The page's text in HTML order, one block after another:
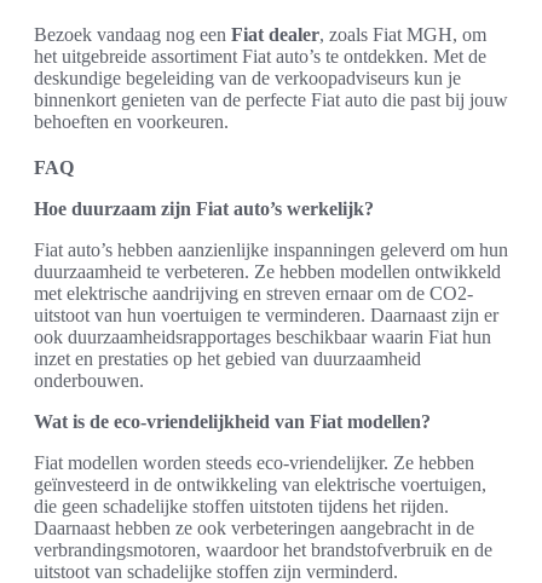
Bezoek vandaag nog een Fiat dealer, zoals Fiat MGH, om
het uitgebreide assortiment Fiat auto’s te ontdekken. Met de
deskundige begeleiding van de verkoopadviseurs kun je
binnenkort genieten van de perfecte Fiat auto die past bij jouw
behoeften en voorkeuren.
FAQ
Hoe duurzaam zijn Fiat auto’s werkelijk?
Fiat auto’s hebben aanzienlijke inspanningen geleverd om hun
duurzaamheid te verbeteren. Ze hebben modellen ontwikkeld
met elektrische aandrijving en streven ernaar om de CO2-
uitstoot van hun voertuigen te verminderen. Daarnaast zijn er
ook duurzaamheidsrapportages beschikbaar waarin Fiat hun
inzet en prestaties op het gebied van duurzaamheid
onderbouwen.
Wat is de eco-vriendelijkheid van Fiat modellen?
Fiat modellen worden steeds eco-vriendelijker. Ze hebben
geïnvesteerd in de ontwikkeling van elektrische voertuigen,
die geen schadelijke stoffen uitstoten tijdens het rijden.
Daarnaast hebben ze ook verbeteringen aangebracht in de
verbrandingsmotoren, waardoor het brandstofverbruik en de
uitstoot van schadelijke stoffen zijn verminderd.